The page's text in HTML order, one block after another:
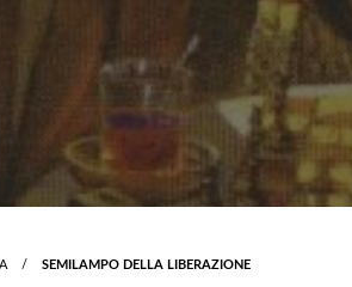
SEMILAMPO DELLA LIBERAZIONE